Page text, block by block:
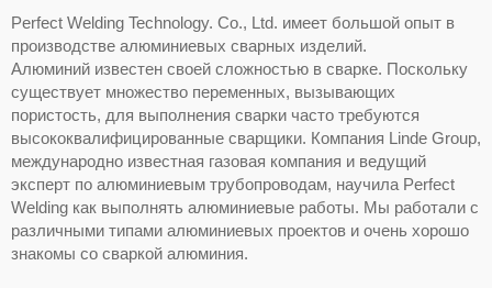
Perfect Welding Technology. Co., Ltd. имеет большой опыт в
производстве алюминиевых сварных изделий.
Алюминий известен своей сложностью в сварке. Поскольку
существует множество переменных, вызывающих
пористость, для выполнения сварки часто требуются
высококвалифицированные сварщики. Компания Linde Group,
международно известная газовая компания и ведущий
эксперт по алюминиевым трубопроводам, научила Perfect
Welding как выполнять алюминиевые работы. Мы работали с
различными типами алюминиевых проектов и очень хорошо
знакомы со сваркой алюминия.